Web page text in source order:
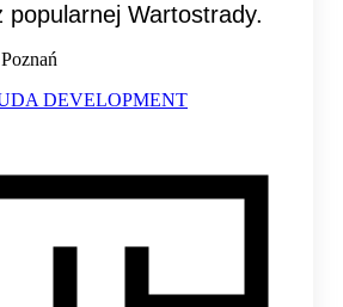
popularnej Wartostrady.
DEVELOPMENT